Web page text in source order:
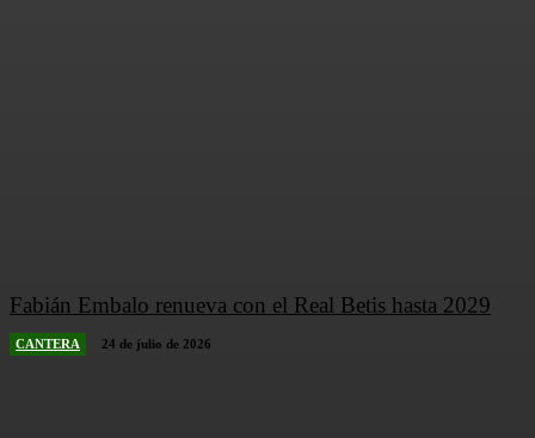
Fabián Embalo renueva con el Real Betis hasta 2029
CANTERA 24 de julio de 2026